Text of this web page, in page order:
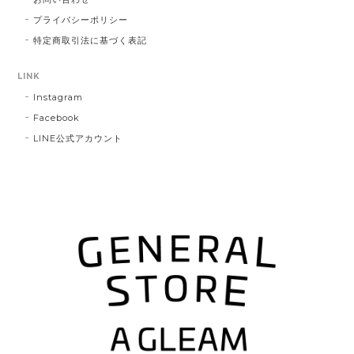
プライバシーポリシー
特定商取引法に基づく表記
LINK
Instagram
Facebook
LINE公式アカウント